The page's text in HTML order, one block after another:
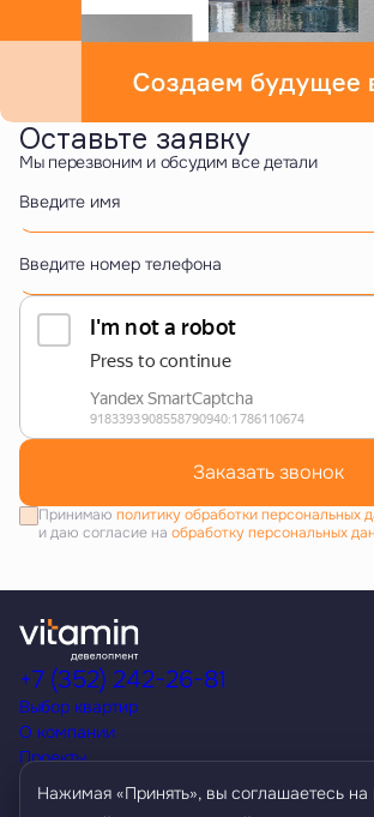
Оставьте заявку
Мы перезвоним и обсудим все детали
Введите имя
Введите номер телефона
Заказать звонок
Принимаю политику обработки персональных
и даю согласие на обработку персональных
Выбор квартир
О компании
Проекты
Акции
Способы покупки
+7 (352) 242-26-81
Нажимая «Принять», вы соглашаетесь на